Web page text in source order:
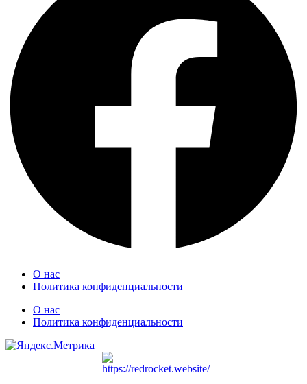
О нас
Политика конфиденциальности
О нас
Политика конфиденциальности